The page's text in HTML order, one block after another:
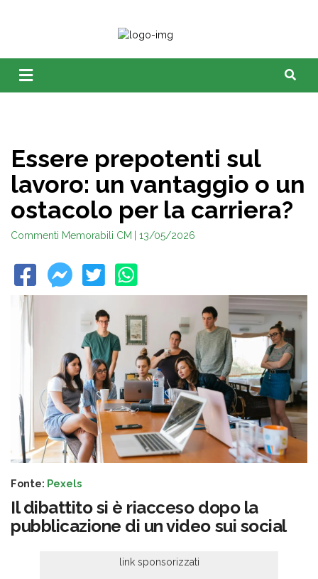
Essere prepotenti sul
lavoro: un vantaggio o un
ostacolo per la carriera?
Commenti Memorabili CM | 13/05/2026
Fonte: Pexels
Il dibattito si è riacceso dopo la
pubblicazione di un video sui social